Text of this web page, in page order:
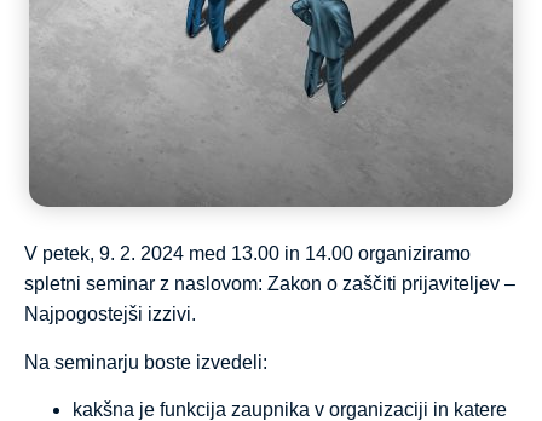
V petek, 9. 2. 2024 med 13.00 in 14.00 organiziramo
spletni seminar z naslovom: Zakon o zaščiti prijaviteljev –
Najpogostejši izzivi.
Na seminarju boste izvedeli:
kakšna je funkcija zaupnika v organizaciji in katere